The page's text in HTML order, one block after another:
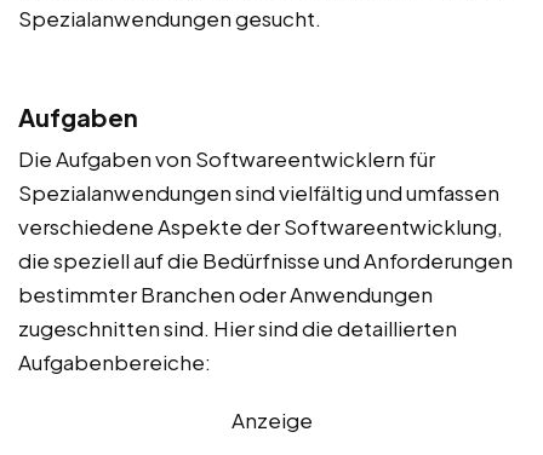
Spezialanwendungen gesucht.
Aufgaben
Die Aufgaben von Softwareentwicklern für
Spezialanwendungen sind vielfältig und umfassen
verschiedene Aspekte der Softwareentwicklung,
die speziell auf die Bedürfnisse und Anforderungen
bestimmter Branchen oder Anwendungen
zugeschnitten sind. Hier sind die detaillierten
Aufgabenbereiche:
Anzeige